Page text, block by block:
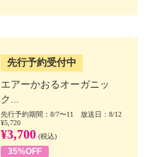
先行予約受付中
エアーかおるオーガニッ
ク...
先行予約期間：8/7〜11 放送日：8/12
¥5,720
¥3,700 (税込)
35%OFF